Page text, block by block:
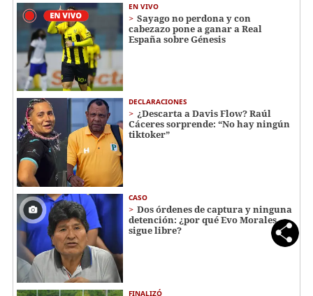
EN VIVO
Sayago no perdona y con
cabezazo pone a ganar a Real
España sobre Génesis
DECLARACIONES
¿Descarta a Davis Flow? Raúl
Cáceres sorprende: “No hay ningún
tiktoker”
CASO
Dos órdenes de captura y ninguna
detención: ¿por qué Evo Morales
sigue libre?
FINALIZÓ